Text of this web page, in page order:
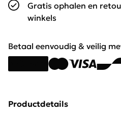
Gratis ophalen en
winkels
Betaal eenvoudig & veilig
Productdetails